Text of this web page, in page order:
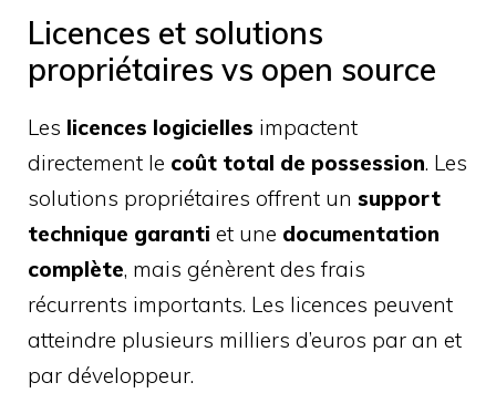
Licences et solutions
propriétaires vs open source
Les licences logicielles impactent
directement le coût total de possession. Les
solutions propriétaires offrent un support
technique garanti et une documentation
complète, mais génèrent des frais
récurrents importants. Les licences peuvent
atteindre plusieurs milliers d’euros par an et
par développeur.